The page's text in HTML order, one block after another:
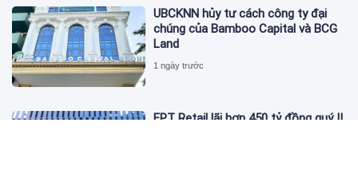
UBCKNN hủy tư cách công ty đại
chúng của Bamboo Capital và BCG
Land
1 ngày trước
FPT Retail lãi hơn 450 tỷ đồng quý II,